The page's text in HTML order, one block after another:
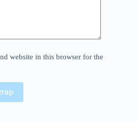
website in this browser for the